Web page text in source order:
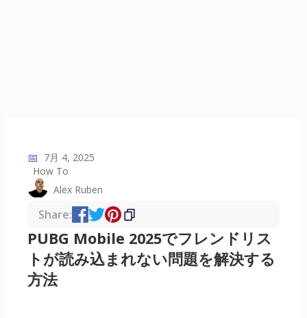
📅 7月 4, 2025
How To
Alex Ruben
Share:
PUBG Mobile 2025でフレンドリス
トが読み込まれない問題を解決する
方法